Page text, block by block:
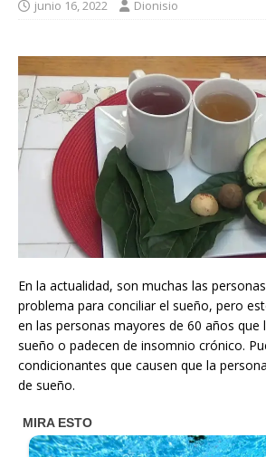
junio 16, 2022 Dionisio
En la actualidad, son muchas las
problema para conciliar el sueño, pero
en las personas mayores de 60 años que
sueño o padecen de insomnio crónico.
condicionantes que causen que la
de sueño.